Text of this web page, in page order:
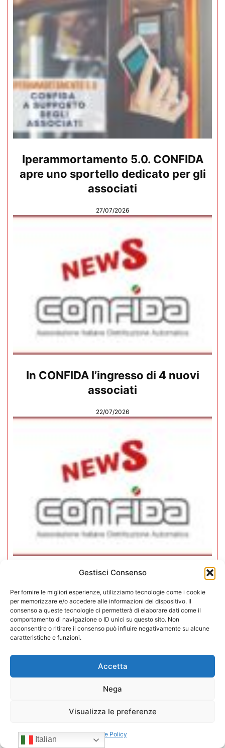
Gestisci Consenso
Per fornire le migliori esperienze, utilizziamo tecnologie come i cookie
per memorizzare e/o accedere alle informazioni del dispositivo. Il
consenso a queste tecnologie ci permetterà di elaborare dati come il
comportamento di navigazione o ID unici su questo sito. Non
acconsentire o ritirare il consenso può influire negativamente su alcune
caratteristiche e funzioni.
Accetta
Nega
Visualizza le preferenze
Cookie Policy
Iperammortamento 5.0. CONFIDA
apre uno sportello dedicato per gli
associati
27/07/2026
In CONFIDA l’ingresso di 4 nuovi
associati
22/07/2026
CONFIDA Servizi srl presenta il
nuovo Consiglio di Amministrazione
17/07/2026
Italian